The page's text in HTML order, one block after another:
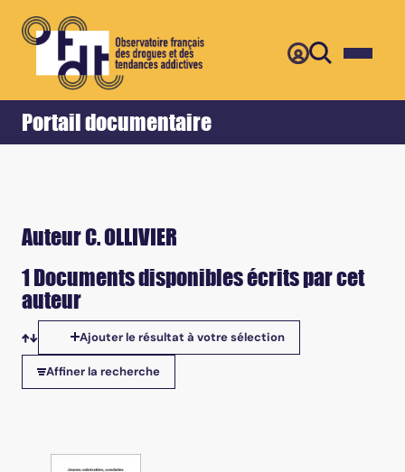
Portail documentaire
Accueil Retour
Auteur C. OLLIVIER
1 Documents disponibles écrits par cet
auteur
Tris disponibles
Ajouter le résultat à votre sélection
Affiner la recherche